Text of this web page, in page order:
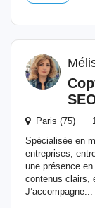
Paris (75)
Spécialisée en
entreprises,
une présence
contenus clairs,
J’accompagne...